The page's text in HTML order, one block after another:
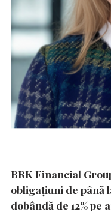
BRK Financial
obligațiuni de până
dobândă de 12% pe